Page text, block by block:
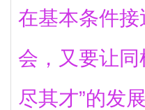
在基本条件
会，又要让
尽其才”的发